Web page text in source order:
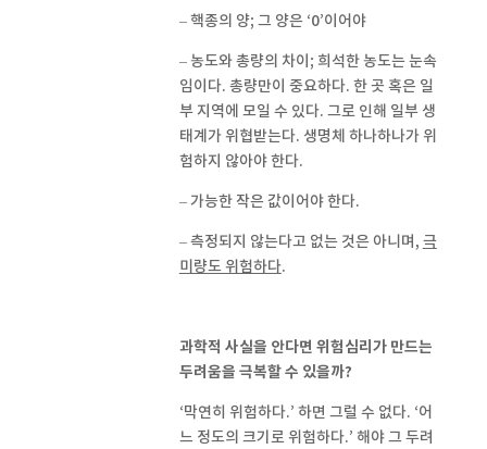
– 핵종의 양; 그 양은 ‘0’이어야
– 농도와 총량의 차이; 희석한 농도는 눈속
임이다. 총량만이 중요하다. 한 곳 혹은 일
부 지역에 모일 수 있다. 그로 인해 일부 생
태계가 위협받는다. 생명체 하나하나가 위
험하지 않아야 한다.
– 가능한 작은 값이어야 한다.
– 측정되지 않는다고 없는 것은 아니며, 극
미량도 위험하다.
과학적 사실을 안다면 위험심리가 만드는
두려움을 극복할 수 있을까?
‘막연히 위험하다.’ 하면 그럴 수 없다. ‘어
느 정도의 크기로 위험하다.’ 해야 그 두려